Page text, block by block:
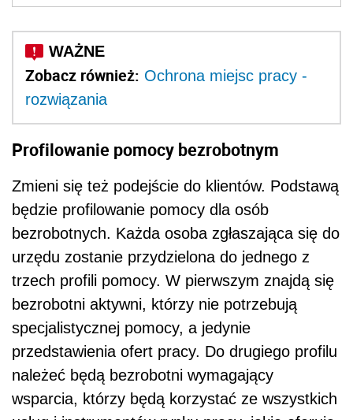
Zobacz również: Ochrona miejsc pracy -
rozwiązania
Profilowanie pomocy bezrobotnym
Zmieni się też podejście do klientów. Podstawą
będzie profilowanie pomocy dla osób
bezrobotnych. Każda osoba zgłaszająca się do
urzędu zostanie przydzielona do jednego z
trzech profili pomocy. W pierwszym znajdą się
bezrobotni aktywni, którzy nie potrzebują
specjalistycznej pomocy, a jedynie
przedstawienia ofert pracy. Do drugiego profilu
należeć będą bezrobotni wymagający
wsparcia, którzy będą korzystać ze wszystkich